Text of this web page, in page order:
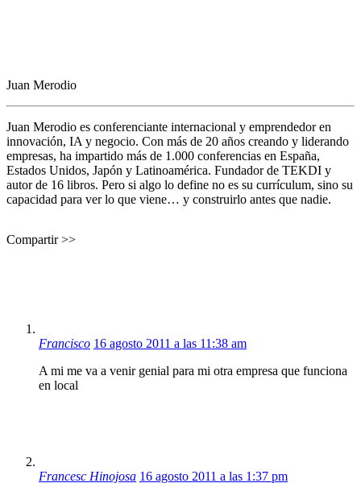
Juan Merodio
Juan Merodio es conferenciante internacional y emprendedor en
innovación, IA y negocio. Con más de 20 años creando y liderando
empresas, ha impartido más de 1.000 conferencias en España,
Estados Unidos, Japón y Latinoamérica. Fundador de TEKDI y
autor de 16 libros. Pero si algo lo define no es su currículum, sino su
capacidad para ver lo que viene… y construirlo antes que nadie.
Compartir >>
Francisco 16 agosto 2011 a las 11:38 am
A mi me va a venir genial para mi otra empresa que funciona
en local
Francesc Hinojosa 16 agosto 2011 a las 1:37 pm